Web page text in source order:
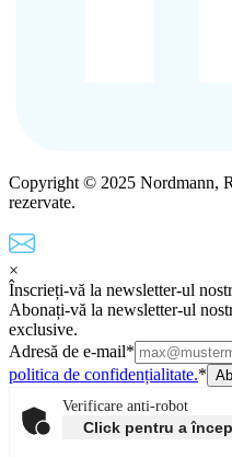
Copyright © 2025 Nordmann,
rezervate.
×
Înscrieți-vă la newsletter-ul
Abonați-vă la newsletter-ul
exclusive.
Adresă de e-mail*
politica de confidențialitate.*
Verificare anti-robot
Click pentru a